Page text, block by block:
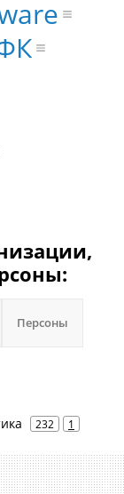
Персоны
232 1